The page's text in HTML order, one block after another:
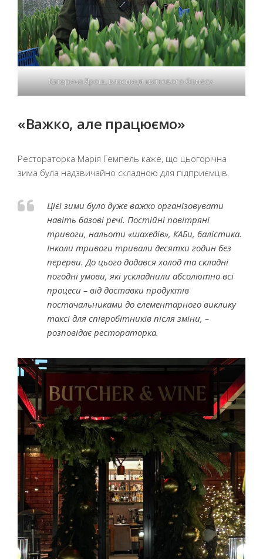
Катерина Ярош, власниця квіткового бізнесу.
«Важко, але працюємо»
Рестораторка Марія Гемпель каже, що цьогорічна
зима була надзвичайно складною для підприємців.
Цієї зими було дуже важко організовувати
навіть базові речі. Постійні повітряні
тривоги, нальоти «шахедів», КАБи, балістика.
Інколи тривоги тривали десятки годин без
перерви. До цього додався холод та складні
погодні умови, які ускладнили абсолютно всі
процеси – від доставки продуктів
постачальниками до елементарного виклику
таксі для співробітників після зміни, –
розповідає рестораторка.